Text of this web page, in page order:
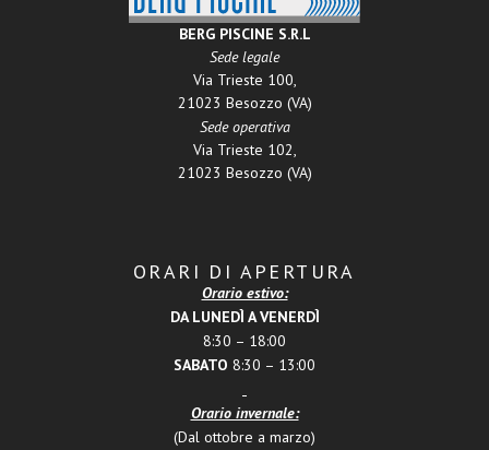
BERG PISCINE S.R.L
Sede legale
Via Trieste 100,
21023 Besozzo (VA)
Sede operativa
Via Trieste 102,
21023 Besozzo (VA)
ORARI DI APERTURA
Orario estivo:
DA LUNEDÌ A VENERDÌ
8:30 – 18:00
SABATO 8:30 – 13:00
Orario invernale:
(Dal ottobre a marzo)